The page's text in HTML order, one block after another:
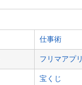
仕事術
フリマアプリ
宝くじ